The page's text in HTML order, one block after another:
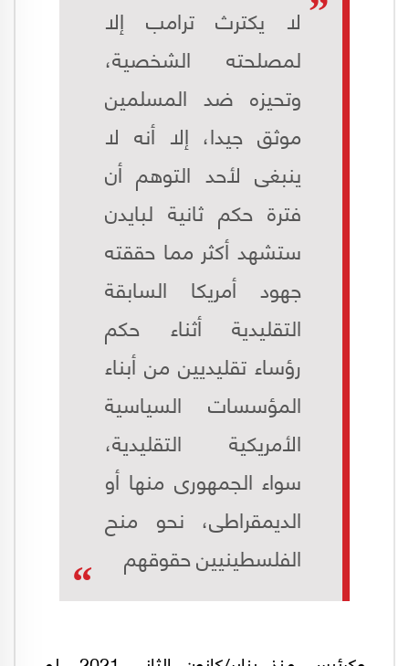
لا يكترث ترامب إلا
لمصلحته الشخصية،
وتحيزه ضد المسلمين
موثق جيدا، إلا أنه لا
ينبغى لأحد التوهم أن
فترة حكم ثانية لبايدن
ستشهد أكثر مما حققته
جهود أمريكا السابقة
التقليدية أثناء حكم
رؤساء تقليديين من أبناء
المؤسسات السياسية
الأمريكية التقليدية،
سواء الجمهورى منها أو
الديمقراطى، نحو منح
الفلسطينيين حقوقهم